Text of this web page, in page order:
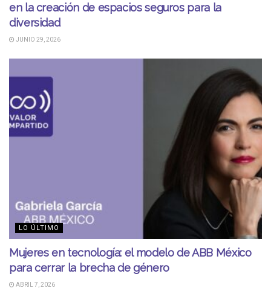
en la creación de espacios seguros para la
diversidad
JUNIO 29, 2026
LO ÚLTIMO
Mujeres en tecnología: el modelo de ABB México
para cerrar la brecha de género
ABRIL 7, 2026